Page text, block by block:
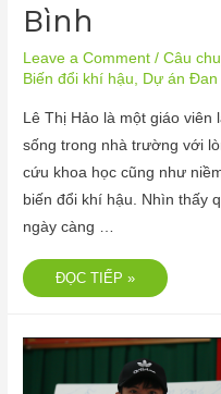
Bình
Leave a Comment /Câu
Biến đổi khí hậu, Dự án
Lê Thị Hảo là một giáo viên
sống trong nhà trường với
cứu khoa học cũng như
biến đổi khí hậu. Nhìn thấy
ngày càng …
ĐỌC TIẾP »